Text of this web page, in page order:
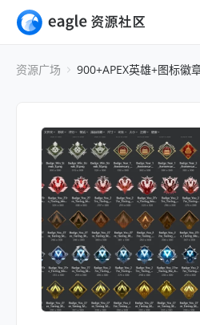
资源广场 900+APEX英雄+图标徽